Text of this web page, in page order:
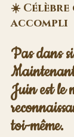
☀️ Célèbre
accompli
Pas dans
Juin est le
toi-même.